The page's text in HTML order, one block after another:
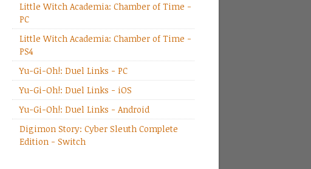
Little Witch Academia: Chamber of Time -
PC
Little Witch Academia: Chamber of Time -
PS4
Yu-Gi-Oh!: Duel Links - PC
Yu-Gi-Oh!: Duel Links - iOS
Yu-Gi-Oh!: Duel Links - Android
Digimon Story: Cyber Sleuth Complete
Edition - Switch